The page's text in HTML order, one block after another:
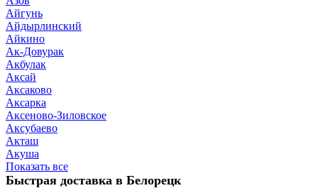
Айгунь
Айдырлинский
Айкино
Ак-Довурак
Акбулак
Аксай
Аксаково
Аксарка
Аксеново-Зиловское
Аксубаево
Акташ
Акуша
Показать все
Быстрая доставка в Белорецк